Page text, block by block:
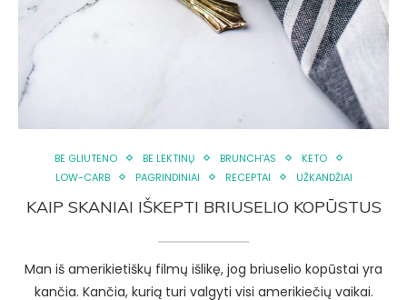
BE GLIUTENO BE LEKTINŲ BRUNCH'AS
KETO
LOW-CARB
PAGRINDINIAI RECEPTAI UŽKANDŽIAI
KAIP SKANIAI IŠKEPTI BRIUSELIO KOPŪSTUS
Man iš amerikietiškų filmų išlikę, jog briuselio kopūstai yra
kančia. Kančia, kurią turi valgyti visi amerikiečių vaikai.